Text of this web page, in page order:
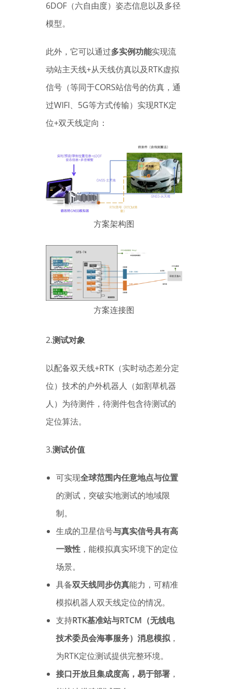
6DOF（六自由度）姿态信息以及多径
模型。
此外，它可以通过多实例功能实现流
动站主天线+从天线仿真以及RTK虚拟
信号（等同于CORS站信号的仿真，通
过WIFI、5G等方式传输）实现RTK定
位+双天线定向：
方案架构图
方案连接图
2.测试对象
以配备双天线+RTK（实时动态差分定
位）技术的户外机器人（如割草机器
人）为待测件，待测件包含待测试的
定位算法。
3.测试价值
可实现全球范围内任意地点与位置
的测试，突破实地测试的地域限
制。
生成的卫星信号与真实信号具有高
一致性 ，能模拟真实环境下的定位
场景。
具备双天线同步仿真能力，可精准
模拟机器人双天线定位的情况。
支持RTK基准站与RTCM（无线电
技术委员会海事服务）消息模拟，
为RTK定位测试提供完整环境。
接口开放且集成度高，易于部署 ，